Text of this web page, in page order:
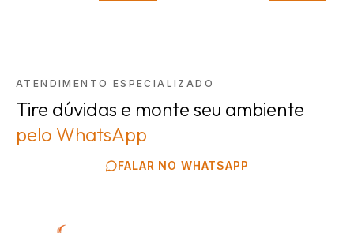
ATENDIMENTO ESPECIALIZADO
Tire dúvidas e monte seu ambiente
pelo WhatsApp
FALAR NO WHATSAPP